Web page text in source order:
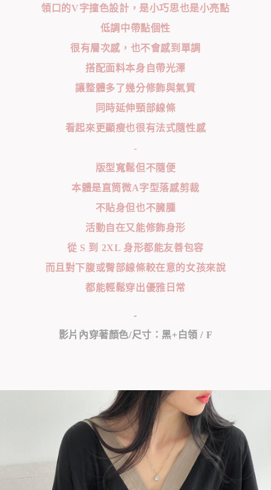
領口的V字撞色設計，是小巧思也是小亮點
低調中帶點個性
很有層次感，也不會感到單調
搭配面料本身自帶光澤
讓整體多了幾分修飾與氣質
同時延伸頸部線條
看起來更顯瘦也很有法式隨性感
-
版型寬鬆但不隨便
本體是直筒微A字型落感剪裁
不貼身但也不臃腫
活動自在又能修飾身形
從 S 到 2XL 身形都能友善包容
而且對下腹或臀部線條較在意的女孩來說
都能輕鬆穿出優雅日常
-
影片內穿著顏色/尺寸：黑+白領 / F